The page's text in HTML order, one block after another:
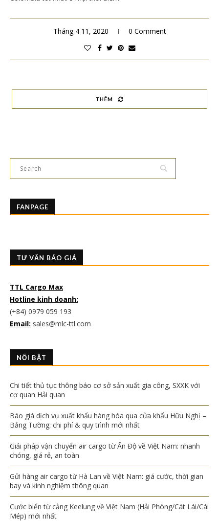
Tháng 4 11, 2020 0 Comment
THÊM
FANPAGE
TƯ VẤN BÁO GIÁ
TTL Cargo Max
Hotline kinh doanh:
(+84) 0979 059 193
Email: sales@mlc-ttl.com
NỔI BẬT
Chi tiết thủ tục thông báo cơ sở sản xuất gia công, SXXK với
cơ quan Hải quan
Báo giá dịch vụ xuất khẩu hàng hóa qua cửa khẩu Hữu Nghị –
Bằng Tường: chi phí & quy trình mới nhất
Giải pháp vận chuyển air cargo từ Ấn Độ về Việt Nam: nhanh
chóng, giá rẻ, an toàn
Gửi hàng air cargo từ Hà Lan về Việt Nam: giá cước, thời gian
bay và kinh nghiệm thông quan
Cước biển từ cảng Keelung về Việt Nam (Hải Phòng/Cát Lái/Cái
Mép) mới nhất